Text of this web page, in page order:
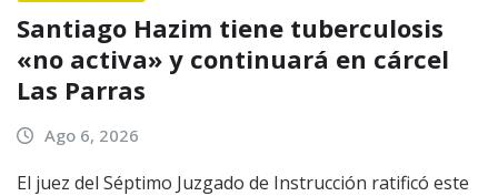
Santiago Hazim tiene tuberculosis
«no activa» y continuará en cárcel
Las Parras
Ago 6, 2026
El juez del Séptimo Juzgado de Instrucción ratificó este